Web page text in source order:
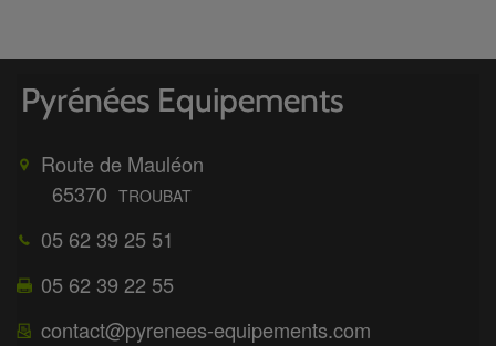
Route de Mauléon
65370 TROUBAT
05 62 39 25 51
05 62 39 22 55
contact@pyrenees-equipements.com